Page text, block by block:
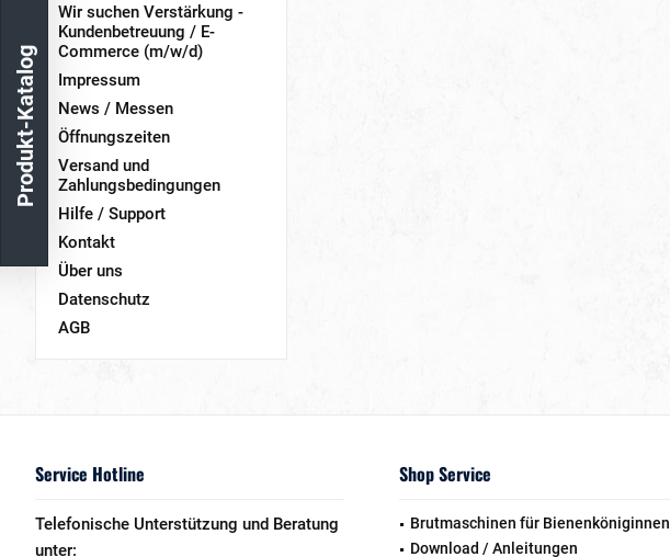
Wir suchen Verstärkung -
Kundenbetreuung / E-
Commerce (m/w/d)
Impressum
News / Messen
Öffnungszeiten
Versand und
Zahlungsbedingungen
Hilfe / Support
Kontakt
Über uns
Datenschutz
AGB
Service Hotline
Telefonische Unterstützung und Beratung
unter:
Shop Service
Brutmaschinen für Bienenköniginnen
Download / Anleitungen
Produkt-Katalog